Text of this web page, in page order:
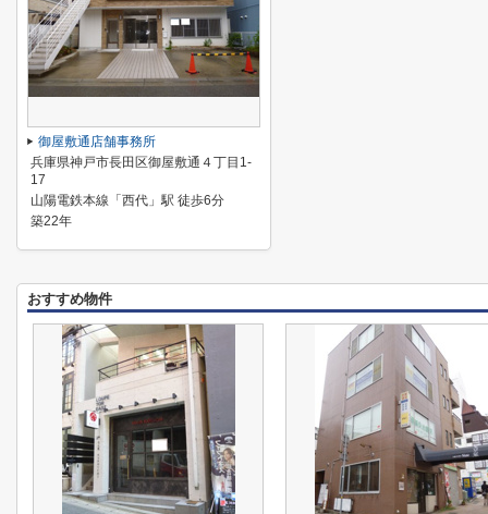
御屋敷通店舗事務所
兵庫県神戸市長田区御屋敷通４丁目1-
17
山陽電鉄本線「西代」駅 徒歩6分
築22年
おすすめ物件